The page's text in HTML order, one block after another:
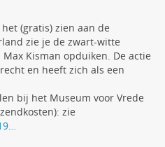
(gratis) zien aan de
zie je de zwart-witte
Kisman opduiken. De actie
en heeft zich als een
bij het Museum voor Vrede
zie